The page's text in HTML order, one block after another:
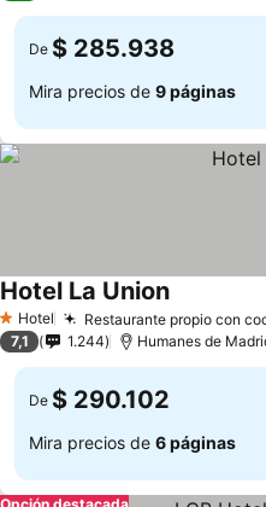
De $ 285.938
Mira precios de 9 páginas
1 Estrellas
Hotel Restaurante propio con
Hotel La Union
7,1 1.244 Humanes de
De $ 290.102
Mira precios de 6 páginas